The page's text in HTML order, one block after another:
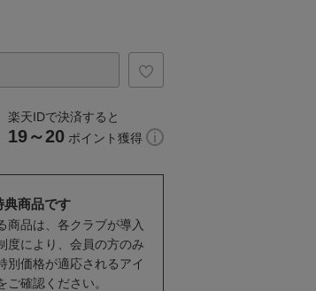
楽天IDで決済すると
19～20 ポイント獲得
典商品です
商品は、各クラブが導入
度により、会員の方のみ
別価格が適応されるアイ
ご確認ください。